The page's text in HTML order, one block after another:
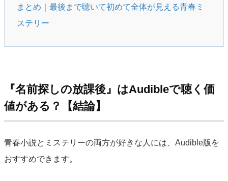
まとめ｜最後まで聴いて初めて全体が見える青春ミ
ステリー
『名前探しの放課後』はAudibleで聴く価
値がある？【結論】
青春小説とミステリーの両方が好きな人には、Audible版を
おすすめできます。